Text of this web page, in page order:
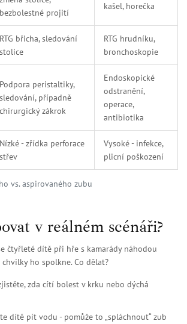
vs. aspirovaného zubu
bezbolestné projití
kašel, horečka
RTG břicha, sledování
stolice
RTG hrudníku,
bronchoskopie
Podpora peristaltiky,
sledování, případně
chirurgický zákrok
Endoskopické
odstranění,
operace,
antibiotika
Nízké - zřídka perforace
střev
Vysoké - infekce,
plicní poškození
v reálném scénáři?
čtyřleté dítě při hře s kamarády náhodou
ho spolkne. Co dělat?
zda cítí bolest v krku nebo dýchá
dítě pít vodu - pomůže to „spláchnout“ zub